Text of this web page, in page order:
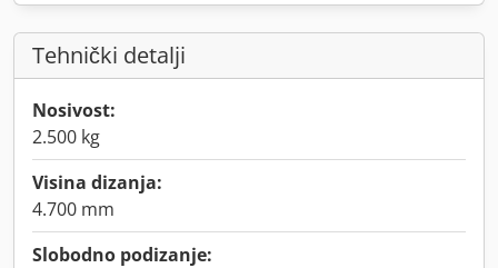
Tehnički detalji
Nosivost:
2.500 kg
Visina dizanja:
4.700 mm
Slobodno podizanje: